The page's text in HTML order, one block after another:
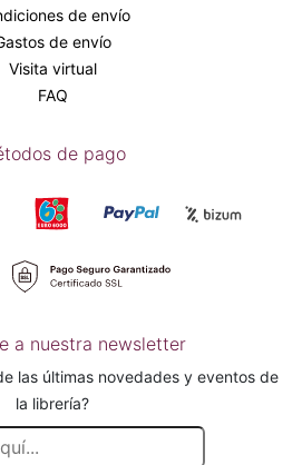
de envío
de envío
Visita virtual
FAQ
de pago
a nuestra newsletter
las últimas novedades y eventos de
la librería?